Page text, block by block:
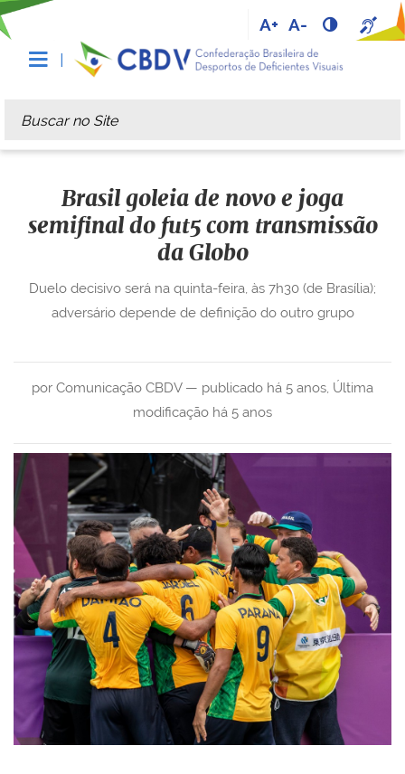
A+ A-
Busca
Busca Avançada…
Brasil goleia de novo e joga
semifinal do fut5 com transmissão
da Globo
por Comunicação CBDV — publicado há 5 anos, Última
modificação há 5 anos
Duelo decisivo será na quinta-feira, às 7h30 (de Brasília);
adversário depende de definição do outro grupo